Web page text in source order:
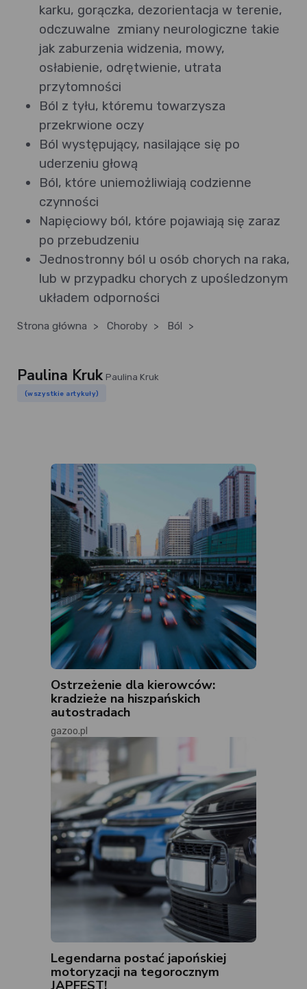
karku, gorączka, dezorientacja w terenie,
odczuwalne zmiany neurologiczne takie
jak zaburzenia widzenia, mowy,
osłabienie, odrętwienie, utrata
przytomności
Ból z tyłu, któremu towarzysza
przekrwione oczy
Ból występujący, nasilające się po
uderzeniu głową
Ból, które uniemożliwiają codzienne
czynności
Napięciowy ból, które pojawiają się zaraz
po przebudzeniu
Jednostronny ból u osób chorych na raka,
lub w przypadku chorych z upośledzonym
układem odporności
Strona główna > Choroby > Ból >
Paulina Kruk Paulina Kruk
(wszystkie artykuły)
Ostrzeżenie dla kierowców:
kradzieże na hiszpańskich
autostradach
gazoo.pl
Legendarna postać japońskiej
motoryzacji na tegorocznym
JAPFEST!